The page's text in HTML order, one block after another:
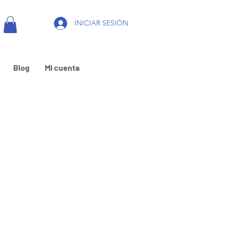
INICIAR SESIÓN
Blog Mi cuenta